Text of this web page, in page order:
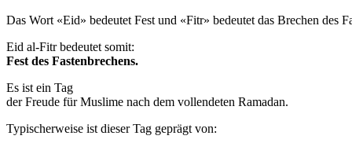
Das Wort «Eid» bedeutet Fest und «Fitr» bedeutet das Brechen des
Eid al-Fitr bedeutet somit:
Fest des Fastenbrechens.
Es ist ein Tag
der Freude für Muslime nach dem vollendeten Ramadan.
Typischerweise ist dieser Tag geprägt von: